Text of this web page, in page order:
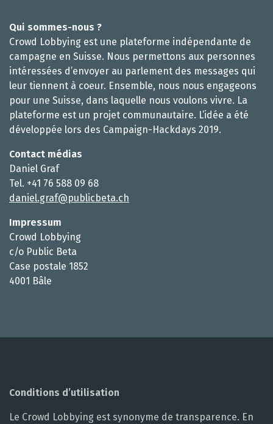
Qui sommes-nous ?
Crowd Lobbying est une plateforme indépendante de
campagne en Suisse. Nous permettons aux personnes
intéressées d’envoyer au parlement des messages qui
leur tiennent à coeur. Ensemble, nous nous engageons
pour une Suisse, dans laquelle nous voulons vivre. La
plateforme est un projet communautaire. L’idée a été
développée lors des Campaign-Hackdays 2019.
Contact médias
Daniel Graf
Tel. +41 76 588 09 68
daniel.graf@publicbeta.ch
Impressum
Crowd Lobbying
c/o Public Beta
Case postale 1852
4001 Bâle
Conditions d’utilisation
Le Crowd Lobbying est synonyme de transparence. En